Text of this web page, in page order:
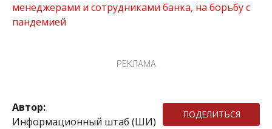
менеджерами и сотрудниками банка, на борьбу с
пандемией
РЕКЛАМА
Автор:
Информационный штаб (ШИ)
ПОДЕЛИТЬСЯ